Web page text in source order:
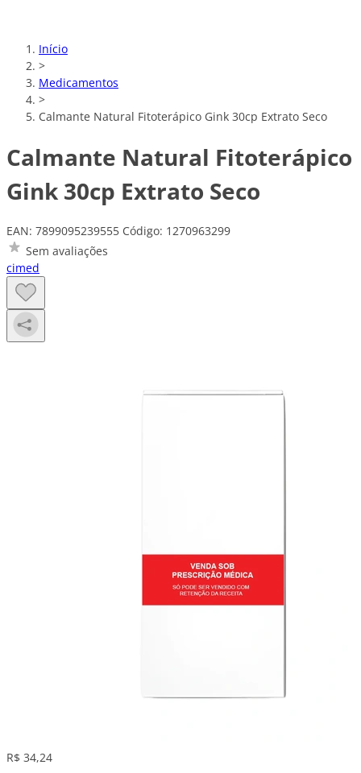
Início
>
Medicamentos
>
Calmante Natural Fitoterápico Gink 30cp Extrato Seco
Calmante Natural Fitoterápico
Gink 30cp Extrato Seco
EAN: 7899095239555 Código: 1270963299
Sem avaliações
cimed
R$ 34,24